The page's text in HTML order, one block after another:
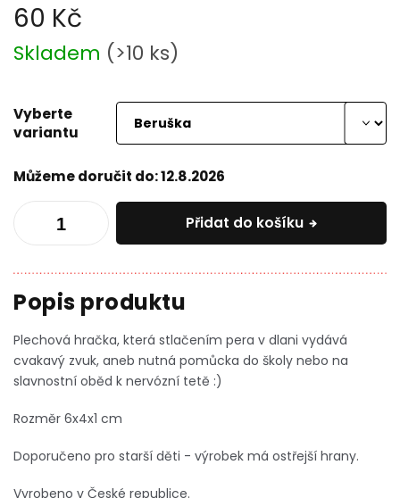
60 Kč
Měrná
cena:
Skladem (>10 ks)
Vyberte
variantu
Můžeme doručit do:12.8.2026
Přidat do košíku
Plechová hračka, která stlačením pera v dlani vydává
cvakavý zvuk, aneb nutná pomůcka do školy nebo na
slavnostní oběd k nervózní tetě :)
Rozměr 6x4x1 cm
Doporučeno pro starší děti - výrobek má ostřejší hrany.
Vyrobeno v České republice.